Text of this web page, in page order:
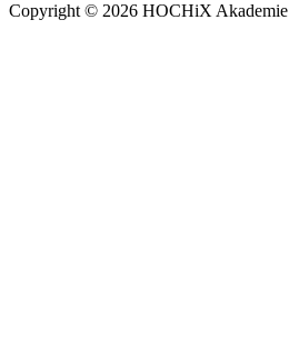
Copyright © 2026 HOCHiX Akademie